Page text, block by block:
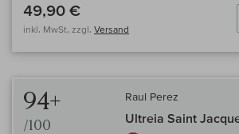
49,90 €
inkl. MwSt, zzgl. Versand
94+
/100
Raul Perez
Ultreia Saint